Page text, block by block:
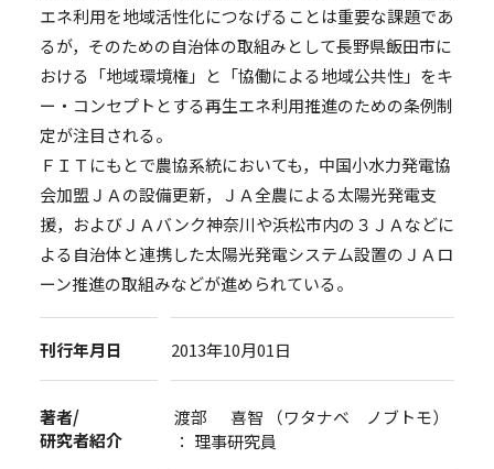
エネ利用を地域活性化につなげることは重要な課題であ
るが，そのための自治体の取組みとして長野県飯田市に
おける「地域環境権」と「協働による地域公共性」をキ
ー・コンセプトとする再生エネ利用推進のための条例制
定が注目される。
ＦＩＴにもとで農協系統においても，中国小水力発電協
会加盟ＪＡの設備更新，ＪＡ全農による太陽光発電支
援，およびＪＡバンク神奈川や浜松市内の３ＪＡなどに
よる自治体と連携した太陽光発電システム設置のＪＡロ
ーン推進の取組みなどが進められている。
刊行年月日 2013年10月01日
著者/
研究者紹介
渡部 喜智 （ワタナベ ノブトモ）
： 理事研究員